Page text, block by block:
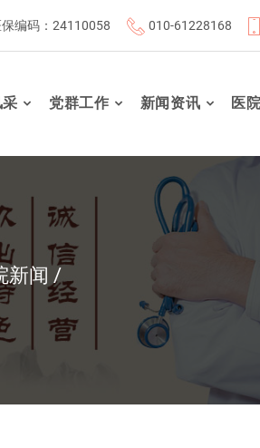
康复医院联体成员单位 北京航天总
保编码：24110058 010-61228168
党群工作 新闻资讯 医
新闻